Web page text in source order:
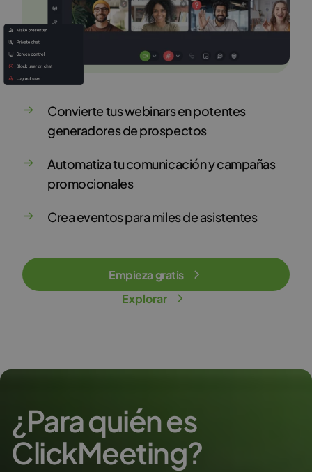
Convierte tus webinars en potentes
generadores de prospectos
Automatiza tu comunicación y campañas
promocionales
Crea eventos para miles de asistentes
Empieza gratis
Explorar
¿Para quién es
ClickMeeting?